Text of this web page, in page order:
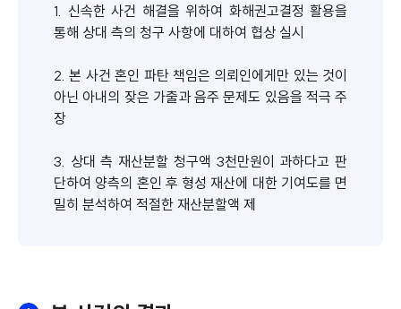
1. 신속한 사건 해결을 위하여 화해권고결정 활용을
통해 상대 측의 청구 사항에 대하여 협상 실시
2. 본 사건 혼인 파탄 책임은 의뢰인에게만 있는 것이
아닌 아내의 잦은 가출과 음주 문제도 있음을 적극 주
장
3. 상대 측 재산분할 청구액 3천만원이 과하다고 판
단하여 양측의 혼인 후 형성 재산에 대한 기여도를 면
밀히 분석하여 적절한 재산분할액 제